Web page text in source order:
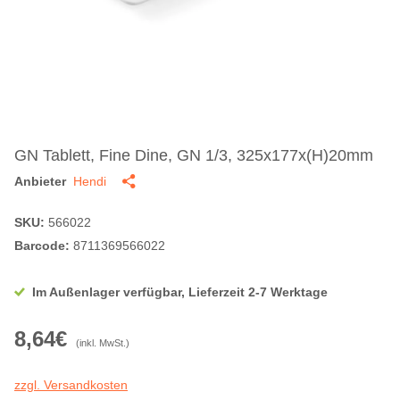
GN Tablett, Fine Dine, GN 1/3, 325x177x(H)20mm
Anbieter Hendi
SKU: 566022
Barcode: 8711369566022
Im Außenlager verfügbar, Lieferzeit 2-7 Werktage
8,64€ (inkl. MwSt.)
zzgl. Versandkosten